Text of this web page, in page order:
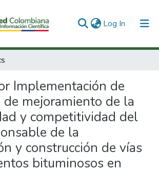
Log In (current)
Implementación de
mejoramiento de la
y competitividad del
de la
y construcción de vías
bituminosos en